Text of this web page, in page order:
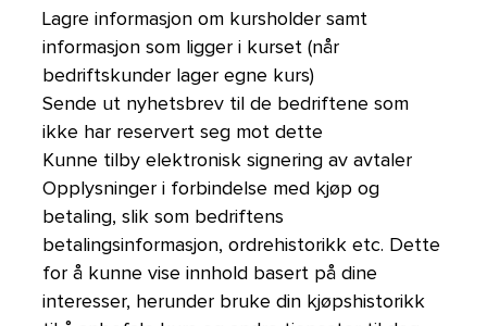
Lagre informasjon om kursholder samt
informasjon som ligger i kurset (når
bedriftskunder lager egne kurs)
Sende ut nyhetsbrev til de bedriftene som
ikke har reservert seg mot dette
Kunne tilby elektronisk signering av avtaler
Opplysninger i forbindelse med kjøp og
betaling, slik som bedriftens
betalingsinformasjon, ordrehistorikk etc. Dette
for å kunne vise innhold basert på dine
interesser, herunder bruke din kjøpshistorikk